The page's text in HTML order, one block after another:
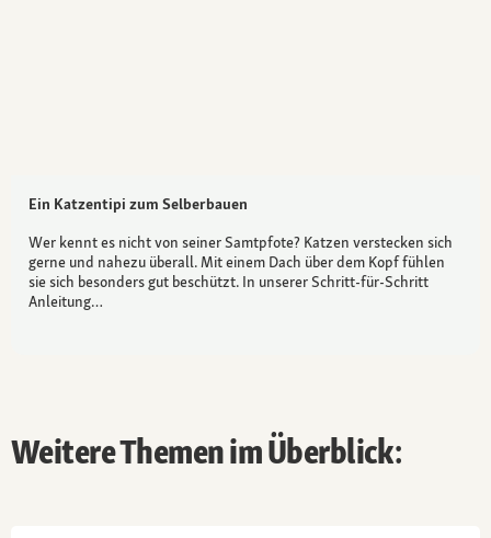
Ein Katzentipi zum Selberbauen
Wer kennt es nicht von seiner Samtpfote? Katzen verstecken sich
gerne und nahezu überall. Mit einem Dach über dem Kopf fühlen
sie sich besonders gut beschützt. In unserer Schritt-für-Schritt
Anleitung…
Weitere Themen im Überblick: